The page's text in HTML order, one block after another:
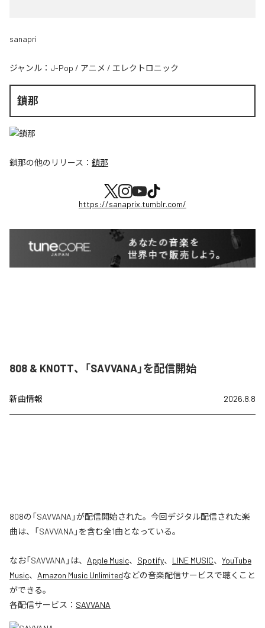
sanapri
ジャンル： J-Pop / アニメ / エレクトロニック
鎖那
鎖那の他のリリース： 鎖那
https://sanaprix.tumblr.com/
808 & KNOTT、「SAVVANA」を配信開始
新曲情報 2026.8.8
808の「SAVVANA」が配信開始された。今回デジタル配信された楽
曲は、「SAVVANA」を含む全1曲となっている。
なお「SAVVANA 」は、 Apple Music、 Spotify、 LINE MUSIC、 YouTube
Music、 Amazon Music Unlimitedなどの音楽配信サービスで聴くこと
ができる。
各配信サービス： SAVVANA